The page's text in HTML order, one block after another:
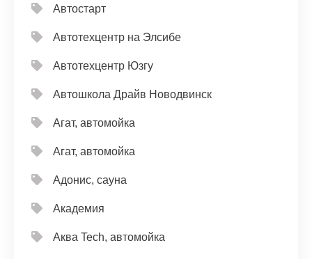
Автостарт
Автотехцентр на Элсибе
Автотехцентр Юзгу
Автошкола Драйв Новодвинск
Агат, автомойка
Агат, автомойка
Адонис, сауна
Академия
Аква Tech, автомойка